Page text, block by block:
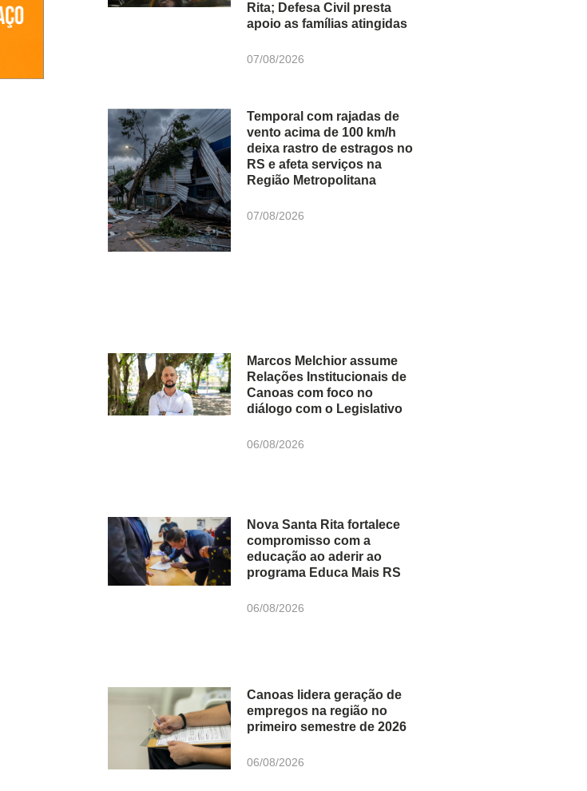
Rita; Defesa Civil presta
apoio as famílias atingidas
07/08/2026
Temporal com rajadas de
vento acima de 100 km/h
deixa rastro de estragos no
RS e afeta serviços na
Região Metropolitana
07/08/2026
Marcos Melchior assume
Relações Institucionais de
Canoas com foco no
diálogo com o Legislativo
06/08/2026
Nova Santa Rita fortalece
compromisso com a
educação ao aderir ao
programa Educa Mais RS
06/08/2026
Canoas lidera geração de
empregos na região no
primeiro semestre de 2026
06/08/2026